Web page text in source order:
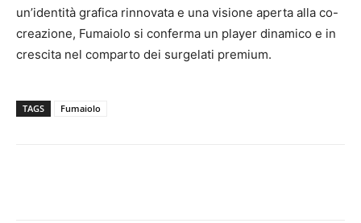
un’identità grafica rinnovata e una visione aperta alla co-
creazione, Fumaiolo si conferma un player dinamico e in
crescita nel comparto dei surgelati premium.
TAGS Fumaiolo